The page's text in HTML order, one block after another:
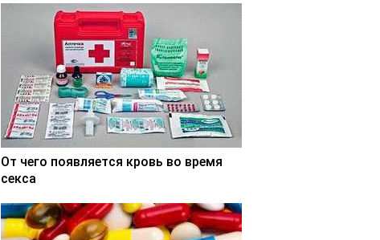
От чего появляется кровь во время
секса